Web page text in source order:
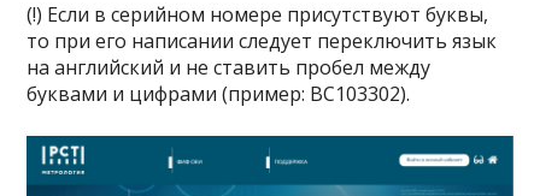
(!) Если в серийном номере присутствуют буквы,
то при его написании следует переключить язык
на английский и не ставить пробел между
буквами и цифрами (пример: BC103302).